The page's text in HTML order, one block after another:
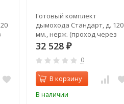
Готовый комплект
дымохода Стандарт, д. 120
мм., нерж. (проход через
стену, задний выход)
32 528 ₽
0
В корзину
В наличии